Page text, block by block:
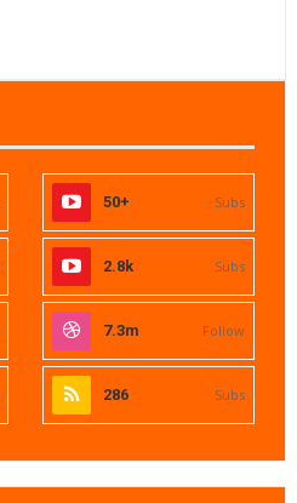
50+ Subs
2.8k Subs
7.3m Follow
286 Subs